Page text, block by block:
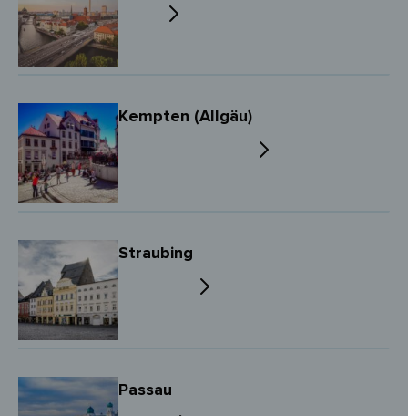
Kempten (Allgäu)
Straubing
Passau